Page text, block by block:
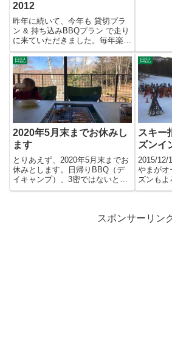
2012
昨年に続いて、今年も 貸切プラ
ン & 持ち込みBBQプラン で走り
に来ていただきました。毎年楽し
みに来ていただけるのは、...
日記
2020年5月末までお休みし
ます
とりあえず、2020年5月末までお
休みとします。日帰りBBQ（デ
イキャンプ）、3密ではないと思
いますがこちらもお休みです...
日記
スキー
ズンイ
2015/12/
やまがオ
ズンもよ
ースは、
スポンサーリン